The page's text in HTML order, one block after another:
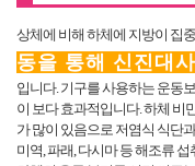
상체에 비해 하체에 지방이 집
동을 통해 신진대
입니다. 기구를 사용하는 운동
이 보다 효과적입니다. 하체 비
가 많이 있음으로 저염식 식단
미역, 파래, 다시마 등 해조류